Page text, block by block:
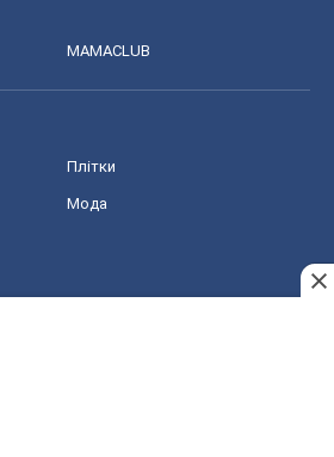
MAMACLUB
Плітки
Мода